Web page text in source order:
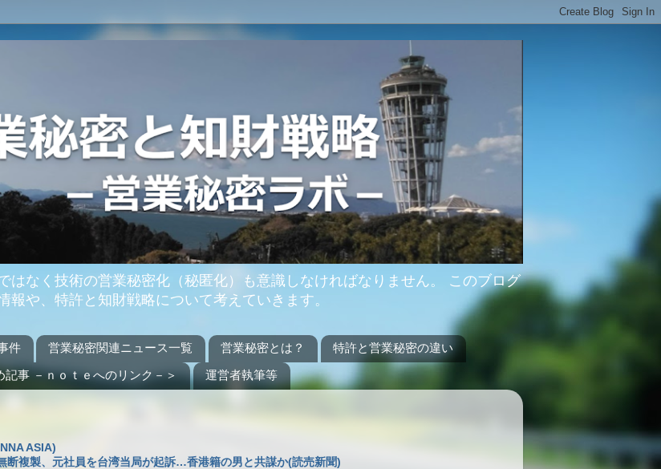
はなく技術の営業秘密化（秘匿化）も意識しなければなりません。 このブログ
や、特許と知財戦略について考えていきます。
件 営業秘密関連ニュース一覧 営業秘密とは？
特許と営業秘密の違い
記事 －ｎｏｔｅへのリンク－＞ 運営者執筆等
ASIA)
断複製、元社員を台湾当局が起訴…香港籍の男と共謀か(読売新聞)